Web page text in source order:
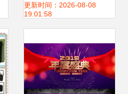
设备转让的全产业
更新时间：2026-08-08
19:01:58